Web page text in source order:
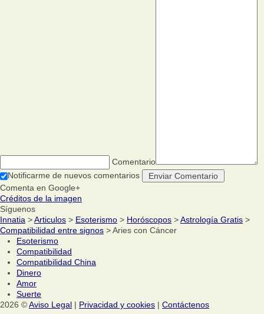
Comentario
Notificarme de nuevos comentarios
Comenta en Google+
Créditos de la imagen
Síguenos
Innatia >Articulos > Esoterismo > Horóscopos >Astrología Gratis >
Compatibilidad entre signos > Aries con Cáncer
Esoterismo
Compatibilidad
Compatibilidad China
Dinero
Amor
Suerte
2026 ©Aviso Legal | Privacidad y cookies | Contáctenos